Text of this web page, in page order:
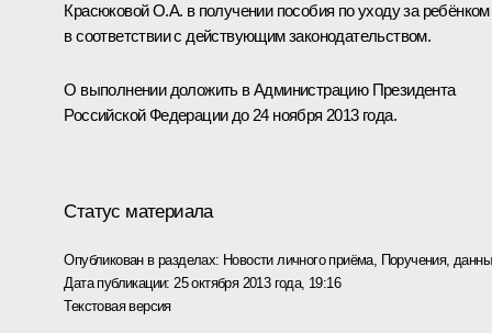
Красюковой О.А. в получении пособия по уходу за ребёнком
в соответствии с действующим законодательством.
О выполнении доложить в Администрацию Президента
Российской Федерации до 24 ноября 2013 года.
Статус материала
Опубликован в разделах: Новости личного приёма, Поручения,
Дата публикации: 25 октября 2013 года, 19:16
Текстовая версия